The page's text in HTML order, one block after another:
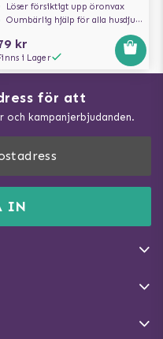
Löser försiktigt upp öronvax
Oumbärlig hjälp för alla husdjursägare
kr
i Lager
för att
och kampanjerbjudanden.
IN